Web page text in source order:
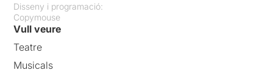
Disseny i programació:
Copymouse
Vull veure
Teatre
Musicals